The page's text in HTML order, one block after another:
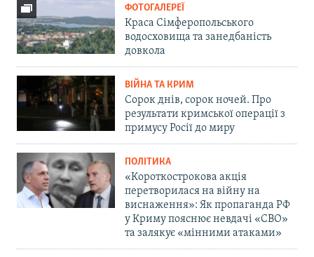
ФОТОГАЛЕРЕЇ
Краса Сімферопольського
водосховища та занедбаність
довкола
ВІЙНА ТА КРИМ
Сорок днів, сорок ночей. Про
результати кримської операції з
примусу Росії до миру
ПОЛІТИКА
«Короткострокова акція
перетворилася на війну на
виснаження»: Як пропаганда РФ
у Криму пояснює невдачі «СВО»
та залякує «мінними атаками»